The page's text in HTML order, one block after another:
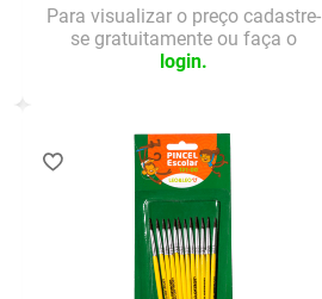
Para visualizar o preço cadastre-
se gratuitamente ou faça o
login.